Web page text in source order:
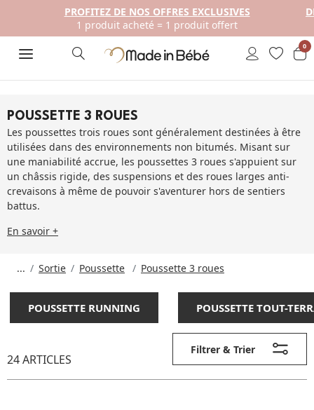
PROFITEZ DE NOS OFFRES EXCLUSIVES
1 produit acheté = 1 produit offert
0
POUSSETTE 3 ROUES
Les poussettes trois roues sont généralement destinées à être
utilisées dans des environnements non bitumés. Misant sur
une maniabilité accrue, les poussettes 3 roues s'appuient sur
un châssis rigide, des suspensions et des roues larges anti-
crevaisons à même de pouvoir s'aventurer hors de sentiers
battus.
En savoir +
... Sortie Poussette Poussette 3 roues
POUSSETTE RUNNING POUSSETTE TOUT-
24 ARTICLES
Filtrer & Trier